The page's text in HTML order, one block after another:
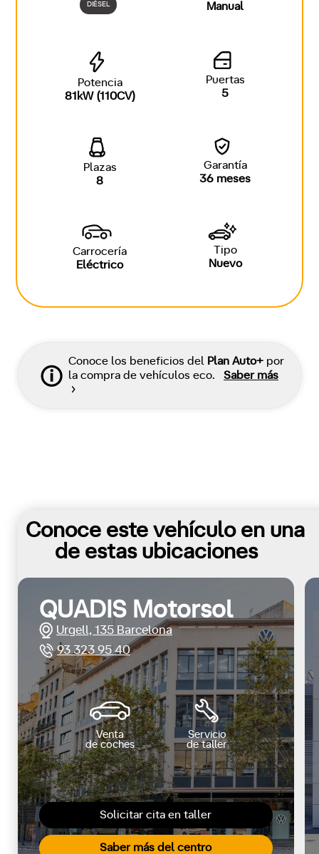
DIÉSEL
Manual
Potencia
81kW (110CV)
Puertas
5
Plazas
8
Garantía
36 meses
Carrocería
Eléctrico
Tipo
Nuevo
Conoce los beneficios del Plan Auto+ por
la compra de vehículos eco.
Saber más
Conoce este vehículo en una
de estas ubicaciones
Solicitar cita en taller
Saber más del centro
QUADIS Motorsol
Urgell, 135 Barcelona
93 323 95 40
Venta
de coches
Servicio
de taller